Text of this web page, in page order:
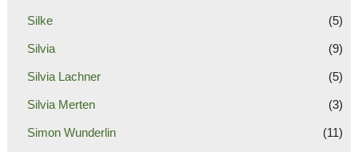
Silke (5)
Silvia (9)
Silvia Lachner (5)
Silvia Merten (3)
Simon Wunderlin (11)